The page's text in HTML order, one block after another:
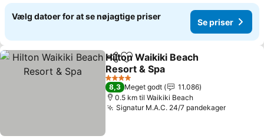
Vælg datoer for at se nøjagtige priser
Se priser
Del Føj til favoritter
Hilton Waikiki Beach
Resort & Spa
4 Stjerner
8,3 Meget godt
11.086
0.5 km til Waikiki Beach
Signatur M.A.C. 24/7 pandekager